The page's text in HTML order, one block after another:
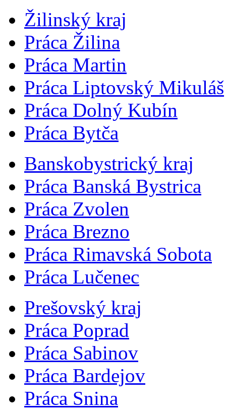
Žilinský kraj
Práca Žilina
Práca Martin
Práca Liptovský Mikuláš
Práca Dolný Kubín
Práca Bytča
Banskobystrický kraj
Práca Banská Bystrica
Práca Zvolen
Práca Brezno
Práca Rimavská Sobota
Práca Lučenec
Prešovský kraj
Práca Poprad
Práca Sabinov
Práca Bardejov
Práca Snina